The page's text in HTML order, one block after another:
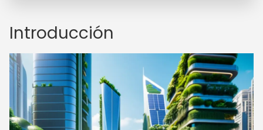
Introducción